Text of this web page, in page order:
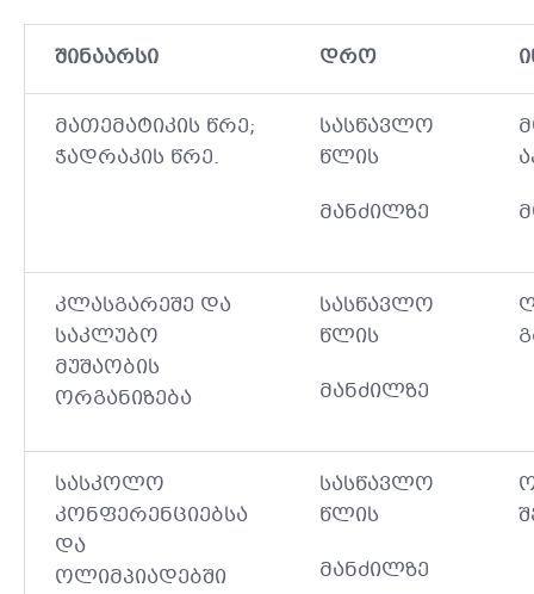
შინაარსი დრო
მათემატიკის წრე;
ჭადრაკის წრე.
სასწავლო
წლის
მანძილზე
კლასგარეშე და
საკლუბო
მუშაობის
ორგანიზება
სასწავლო
წლის
მანძილზე
სასკოლო
კონფერენციებსა
და
ოლიმპიადებში
სასწავლო
წლის
მანძილზე